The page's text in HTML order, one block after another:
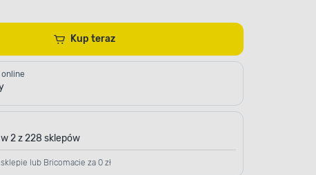
Kup teraz
2 z 228 sklepów
lub Bricomacie za 0 zł